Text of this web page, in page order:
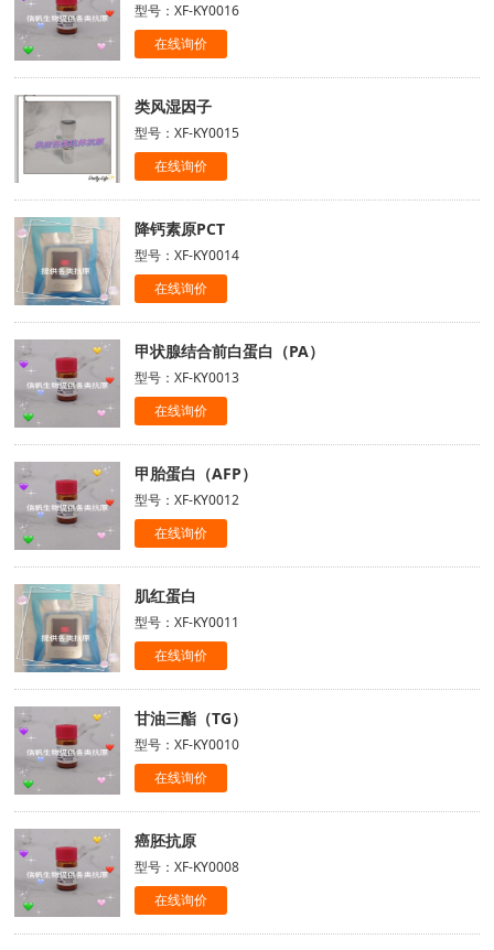
型号：XF-KY0016
在线询价
类风湿因子
型号：XF-KY0015
在线询价
降钙素原PCT
型号：XF-KY0014
在线询价
甲状腺结合前白蛋白（PA）
型号：XF-KY0013
在线询价
甲胎蛋白（AFP）
型号：XF-KY0012
在线询价
肌红蛋白
型号：XF-KY0011
在线询价
甘油三酯（TG）
型号：XF-KY0010
在线询价
癌胚抗原
型号：XF-KY0008
在线询价